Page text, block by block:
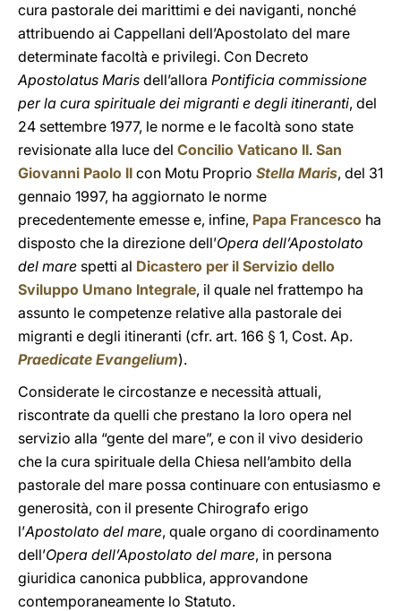
cura pastorale dei marittimi e dei naviganti, nonché
attribuendo ai Cappellani dell’Apostolato del mare
determinate facoltà e privilegi. Con Decreto
Apostolatus Maris dell’allora Pontificia commissione
per la cura spirituale dei migranti e degli itineranti, del
24 settembre 1977, le norme e le facoltà sono state
revisionate alla luce del Concilio Vaticano II. San
Giovanni Paolo II con Motu Proprio Stella Maris, del 31
gennaio 1997, ha aggiornato le norme
precedentemente emesse e, infine, Papa Francesco ha
disposto che la direzione dell’Opera dell’Apostolato
del mare spetti al Dicastero per il Servizio dello
Sviluppo Umano Integrale, il quale nel frattempo ha
assunto le competenze relative alla pastorale dei
migranti e degli itineranti (cfr. art. 166 § 1, Cost. Ap.
Praedicate Evangelium).
Considerate le circostanze e necessità attuali,
riscontrate da quelli che prestano la loro opera nel
servizio alla “gente del mare”, e con il vivo desiderio
che la cura spirituale della Chiesa nell’ambito della
pastorale del mare possa continuare con entusiasmo e
generosità, con il presente Chirografo erigo
l’Apostolato del mare, quale organo di coordinamento
dell’Opera dell’Apostolato del mare, in persona
giuridica canonica pubblica, approvandone
contemporaneamente lo Statuto.